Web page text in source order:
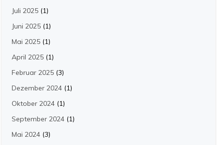
Juli 2025 (1)
Juni 2025 (1)
Mai 2025 (1)
April 2025 (1)
Februar 2025 (3)
Dezember 2024 (1)
Oktober 2024 (1)
September 2024 (1)
Mai 2024 (3)